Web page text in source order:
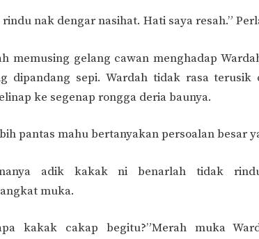
rindu nak dengar nasihat. Hati saya resah.”
memusing gelang cawan menghadap
dipandang sepi. Wardah tidak rasa terusik
ke segenap rongga deria baunya.
pantas mahu bertanyakan persoalan besar
adik kakak ni benarlah tidak
muka.
kakak cakap begitu?”Merah muka